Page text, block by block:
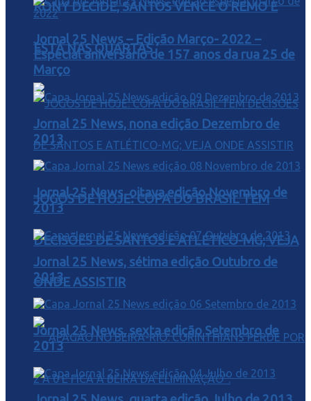
RONY DECIDE, SANTOS VENCE O REMO E
ESTÁ NAS QUARTAS
JOGOS DE HOJE: COPA DO BRASIL TEM
DECISÕES DE SANTOS E ATLÉTICO-MG; VEJA
ONDE ASSISTIR
Jornal 25 News – Edição Março- 2022 –
Especial aniversário de 157 anos da rua 25 de
Março
Jornal 25 News, nona edição Dezembro de
2013
Jornal 25 News, oitava edição Novembro de
2013
Jornal 25 News, sétima edição Outubro de
2013
Jornal 25 News, sexta edição Setembro de
2013